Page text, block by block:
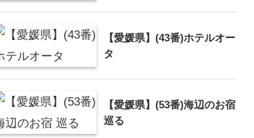
【愛媛県】(43番)ホテルオー
タ
【愛媛県】(53番)海辺のお宿
巡る